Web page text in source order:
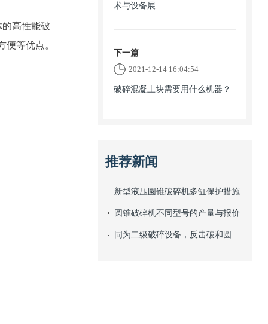
高性能破
等优点。
术与设备展
下一篇
2021-12-14 16:04:54
破碎混凝土块需要用什么机器？
推荐新闻
新型液压圆锥破碎机多缸保护措施
圆锥破碎机不同型号的产量与报价